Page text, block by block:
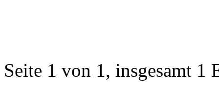
Seite 1 von 1, insgesamt 1